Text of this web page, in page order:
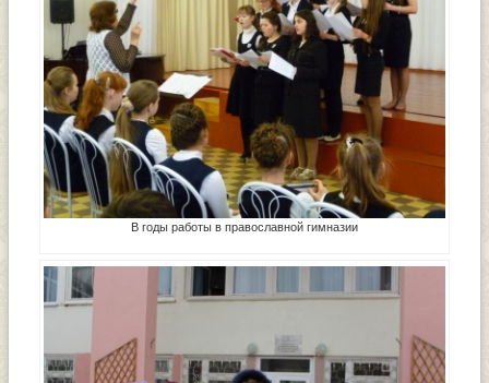
В годы работы в православной гимназии